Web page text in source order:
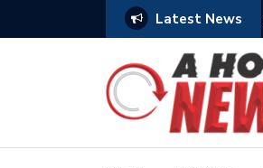
Latest News
e econômico da Maratona